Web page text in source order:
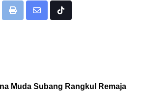
Print
Share
Tiktok
Muda Subang Rangkul Remaja